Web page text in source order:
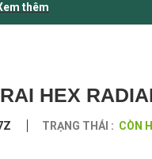
thêm
HEX
TRẠNG THÁI : CÒN